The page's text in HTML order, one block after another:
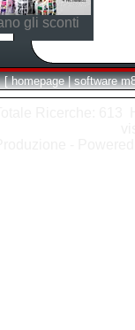
gli sconti
[ homepage | software